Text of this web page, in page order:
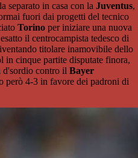
separato in casa con la Juventus,
fuori dai progetti del tecnico
Torino per iniziare una nuova
il centrocampista tedesco di
titolare inamovibile dello
in cinque partite disputate finora,
d'sordio contro il Bayer
però 4-3 in favore dei padroni di